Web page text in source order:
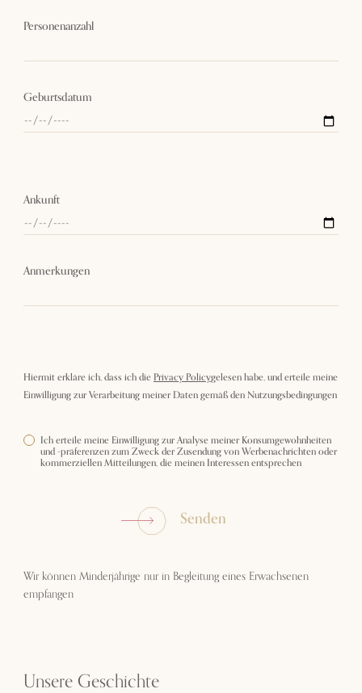
Personenanzahl
Geburtsdatum
Ankunft
Anmerkungen
Hiermit erkläre ich, dass ich die Privacy Policygelesen habe, und erteile meine
Einwilligung zur Verarbeitung meiner Daten gemäß den Nutzungsbedingungen
Ich erteile meine Einwilligung zur Analyse meiner Konsumgewohnheiten
und -präferenzen zum Zweck der Zusendung von Werbenachrichten oder
kommerziellen Mitteilungen, die meinen Interessen entsprechen
Senden
Wir können Minderjährige nur in Begleitung eines Erwachsenen
empfangen
Unsere Geschichte